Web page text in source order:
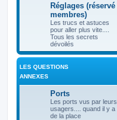
Réglages (réservé
membres)
Les trucs et astuces
pour aller plus vite....
Tous les secrets
dévoilés
LES QUESTIONS
ANNEXES
Ports
Les ports vus par leurs
usagers.... quand il y a
de la place